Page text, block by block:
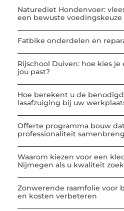
Naturediet Hondenvoer:
een bewuste voedingskeuze
Fatbike onderdelen en
Rijschool Duiven: hoe kies
jou past?
Hoe berekent u de
lasafzuiging bij uw
Offerte programma bouw
professionaliteit
Waarom kiezen voor een
Nijmegen als u kwaliteit
Zonwerende raamfolie voor
en kosten verbeteren